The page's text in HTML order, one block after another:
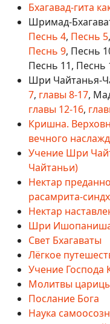
Бхагавад-гита
Шримад-
Песнь 4, Песнь 5,
Песнь 9, Песнь
Песнь 11, Песнь
Шри Чайтанья-
7, главы 8-17,
главы 12-16,
Кришна.
вечного
Учение Шри
Чайтаньи)
Нектар
расамрита-
Нектар
Шри
Свет Бхагаваты
Лёгкое
Учение Господа
Молитвы
Послание Бога
Наука